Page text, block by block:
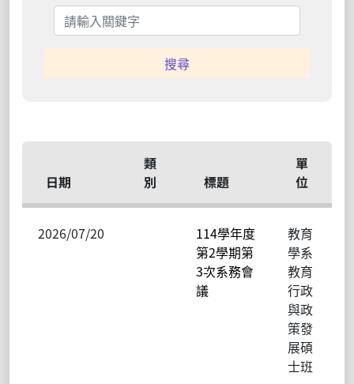
日期
類
別
標題
單
位
2026/07/20
114學年度
第2學期第
3次系務會
議
教育
學系
教育
行政
與政
策發
展碩
士班